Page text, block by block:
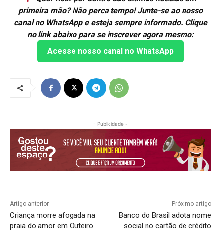
primeira mão? Não perca tempo! Junte-se ao nosso
canal no WhatsApp e esteja sempre informado. Clique
no link abaixo para se inscrever agora mesmo:
Acesse nosso canal no WhatsApp
- Publicidade -
Artigo anterior
Criança morre afogada na
praia do amor em Outeiro
Próximo artigo
Banco do Brasil adota nome
social no cartão de crédito